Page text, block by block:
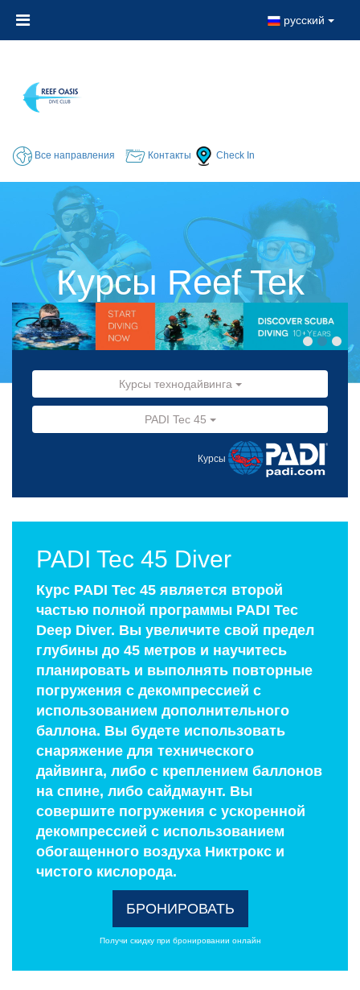
русский
Все направления Контакты Check In
Курсы Reef Tek
Курсы технодайвинга
PADI Tec 45
Курсы
PADI Tec 45 Diver
Курс PADI Tec 45 является второй
частью полной программы PADI Tec
Deep Diver. Вы увеличите свой предел
глубины до 45 метров и научитесь
планировать и выполнять повторные
погружения с декомпрессией с
использованием дополнительного
баллона. Вы будете использовать
снаряжение для технического
дайвинга, либо с креплением баллонов
на спине, либо сайдмаунт. Вы
совершите погружения с ускоренной
декомпрессией с использованием
обогащенного воздуха Никтрокс и
чистого кислорода.
БРОНИРОВАТЬ
Получи скидку при бронировании онлайн